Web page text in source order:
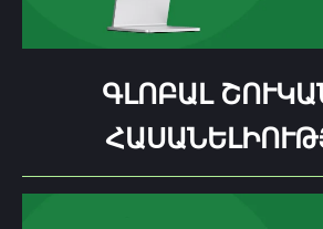
ԳԼՈԲԱԼ